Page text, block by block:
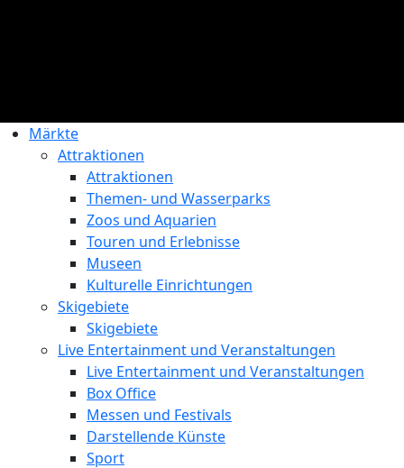
Märkte
Attraktionen
Attraktionen
Themen- und Wasserparks
Zoos und Aquarien
Touren und Erlebnisse
Museen
Kulturelle Einrichtungen
Skigebiete
Skigebiete
Live Entertainment und Veranstaltungen
Live Entertainment und Veranstaltungen
Box Office
Messen und Festivals
Darstellende Künste
Sport